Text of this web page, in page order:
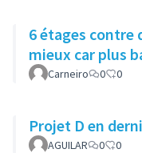
6 étages contre
mieux car plus
Carneiro 0 0
Projet D en
AGUILAR 0 0